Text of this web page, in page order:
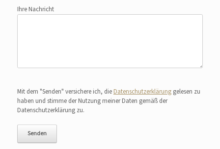
Ihre Nachricht
Mit dem "Senden" versichere ich, die Datenschutzerklärung gelesen zu
haben und stimme der Nutzung meiner Daten gemäß der
Datenschutzerklärung zu.